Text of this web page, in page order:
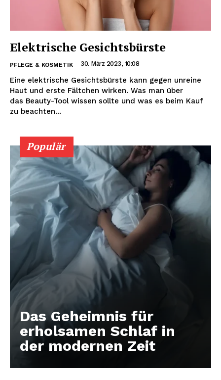
Elektrische Gesichtsbürste
PFLEGE & KOSMETIK 30. März 2023, 10:08
Eine elektrische Gesichtsbürste kann gegen unreine
Haut und erste Fältchen wirken. Was man über
das Beauty-Tool wissen sollte und was es beim Kauf
zu beachten...
Populär
Das Geheimnis für
erholsamen Schlaf in
der modernen Zeit